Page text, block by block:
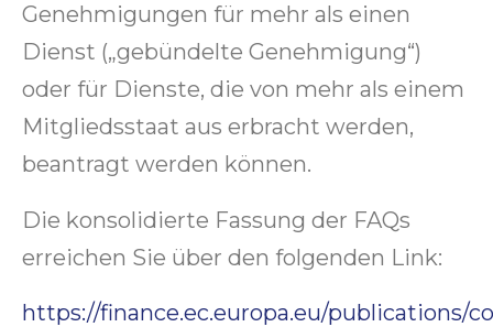
Genehmigungen für mehr als einen
Dienst („gebündelte Genehmigung“)
oder für Dienste, die von mehr als einem
Mitgliedsstaat aus erbracht werden,
beantragt werden können.
Die konsolidierte Fassung der FAQs
erreichen Sie über den folgenden Link:
https://finance.ec.europa.eu/publications/